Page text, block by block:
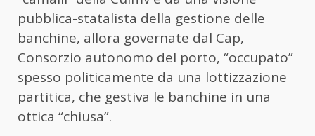
pubblica-statalista della gestione delle
banchine, allora governate dal Cap,
Consorzio autonomo del porto, “occupato”
spesso politicamente da una lottizzazione
partitica, che gestiva le banchine in una
ottica “chiusa”.